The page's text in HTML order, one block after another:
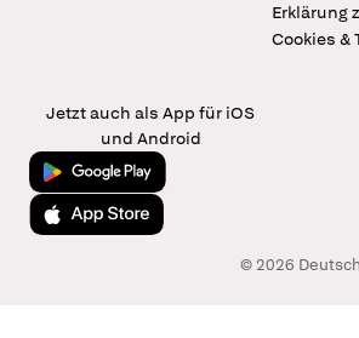
Erklärung
Cookies &
Jetzt auch als App für iOS
und Android
Jetzt bei Google Play
Laden im App Store
© 2026